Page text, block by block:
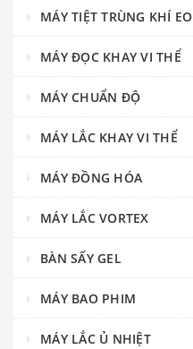
MÁY TIỆT TRÙNG KHÍ EO
MÁY ĐỌC KHAY VI THỂ
MÁY CHUẨN ĐỘ
MÁY LẮC KHAY VI THỂ
MÁY ĐỒNG HÓA
MÁY LẮC VORTEX
BÀN SẤY GEL
MÁY BAO PHIM
MÁY LẮC Ủ NHIỆT